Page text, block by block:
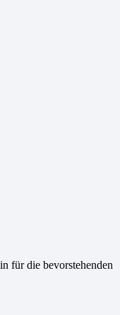
für die bevorstehenden